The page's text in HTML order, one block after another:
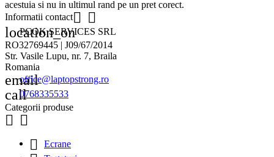
acestuia si nu in ultimul rand pe un pret corect.
Informatii contact 
location_on
PCOK SERVICES SRL
RO32769445 | J09/67/2014
Str. Vasile Lupu, nr. 7, Braila
Romania
email
office@laptopstrong.ro
call0768335533
Categorii produse
 

Ecrane